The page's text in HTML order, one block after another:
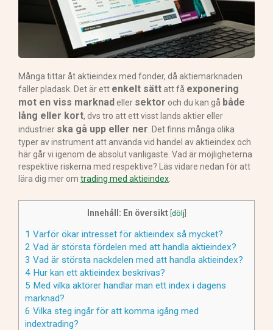
Många tittar åt aktieindex med fonder, då aktiemarknaden
faller pladask. Det är ett enkelt sätt att få exponering
mot en viss marknadeller sektor och du kan gå både
lång eller kort, dvs tro att ett visst lands aktier eller
industrier ska gå upp eller ner . Det finns många olika
typer av instrument att använda vid handel av aktieindex och
här går vi igenom de absolut vanligaste. Vad är möjligheterna
respektive riskerna med respektive? Läs vidare nedan för att
lära dig mer om trading med aktieindex
Innehåll: En översikt [dölj]
1 Varför ökar intresset för aktieindex så mycket?
2 Vad är största fördelen med att handla aktieindex?
3 Vad är största nackdelen med att handla aktieindex?
4 Hur kan ett aktieindex beskrivas?
5 Med vilka aktörer handlar man ett index i dagens
marknad?
6 Vilka steg ingår för att komma igång med
indextrading?